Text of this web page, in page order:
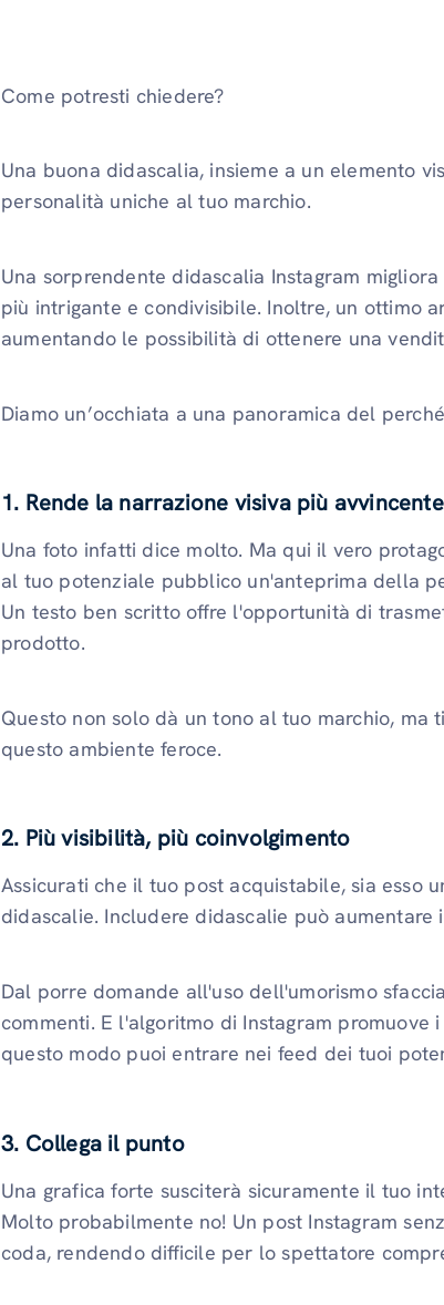
Come potresti chiedere?
Una buona didascalia, insieme a un elemento
personalità uniche al tuo marchio.
Una sorprendente didascalia Instagram
più intrigante e condivisibile. Inoltre, un ottimo
aumentando le possibilità di ottenere una
Diamo un’occhiata a una panoramica del
1. Rende la narrazione visiva più avvincente
Una foto infatti dice molto. Ma qui il vero
al tuo potenziale pubblico un'anteprima della
Un testo ben scritto offre l'opportunità di
prodotto.
Questo non solo dà un tono al tuo marchio, ma
questo ambiente feroce.
2. Più visibilità, più coinvolgimento
Assicurati che il tuo post acquistabile, sia esso
didascalie. Includere didascalie può aumentare
Dal porre domande all'uso dell'umorismo
commenti. E l'algoritmo di Instagram promuove
questo modo puoi entrare nei feed dei tuoi
3. Collega il punto
Una grafica forte susciterà sicuramente il tuo
Molto probabilmente no! Un post Instagram
coda, rendendo difficile per lo spettatore